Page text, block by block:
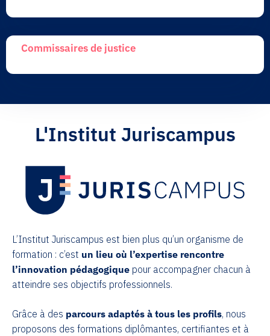
Commissaires de justice
L'Institut Juriscampus
L’Institut Juriscampus est bien plus qu’un organisme de
formation : c’est un lieu où l’expertise rencontre
l’innovation pédagogique pour accompagner chacun à
atteindre ses objectifs professionnels.
Grâce à des parcours adaptés à tous les profils, nous
proposons des formations diplômantes, certifiantes et à